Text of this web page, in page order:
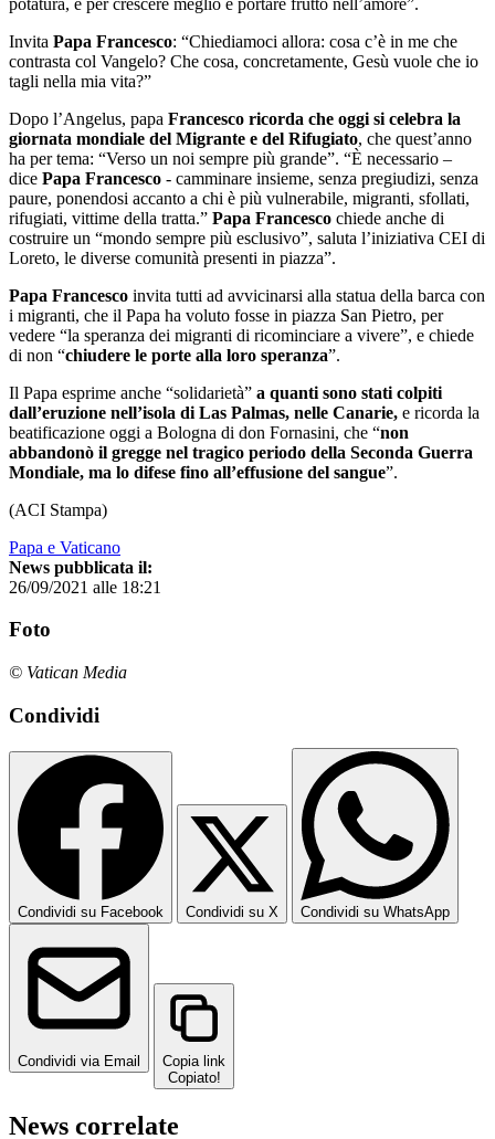
Invita Papa Francesco: “Chiediamoci allora: cosa c’è in me che
contrasta col Vangelo? Che cosa, concretamente, Gesù vuole che io
tagli nella mia vita?”
Dopo l’Angelus, papa Francesco ricorda che oggi si celebra la
giornata mondiale del Migrante e del Rifugiato, che quest’anno
ha per tema: “Verso un noi sempre più grande”. “È necessario –
dice Papa Francesco - camminare insieme, senza pregiudizi, senza
paure, ponendosi accanto a chi è più vulnerabile, migranti, sfollati,
rifugiati, vittime della tratta.” Papa Francesco chiede anche di
costruire un “mondo sempre più esclusivo”, saluta l’iniziativa CEI di
Loreto, le diverse comunità presenti in piazza”.
Papa Francesco invita tutti ad avvicinarsi alla statua della barca con
i migranti, che il Papa ha voluto fosse in piazza San Pietro, per
vedere “la speranza dei migranti di ricominciare a vivere”, e chiede
di non “chiudere le porte alla loro speranza”.
Il Papa esprime anche “solidarietà” a quanti sono stati colpiti
dall’eruzione nell’isola di Las Palmas, nelle Canarie, e ricorda la
beatificazione oggi a Bologna di don Fornasini, che “non
abbandonò il gregge nel tragico periodo della Seconda Guerra
Mondiale, ma lo difese fino all’effusione del sangue”.
(ACI Stampa)
Papa e Vaticano
News pubblicata il:
26/09/2021 alle 18:21
Foto
© Vatican Media
Condividi
Condividi su Facebook Condividi su X Condividi su WhatsApp
Condividi via Email
Copia link
Copiato!
News correlate